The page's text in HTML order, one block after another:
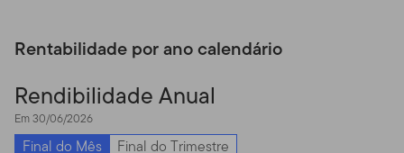
Rentabilidade por ano calendário
Rendibilidade Anual
Em 30/06/2026
Final do Mês Final do Trimestre
aspectos legais, seguros ou dicas de investimento, e
recomendação, de nossa parte ou da de terceiros, para
que se adquira ou se abra mão de qualquer título ou
investimento, ou ainda um incentivo para que se